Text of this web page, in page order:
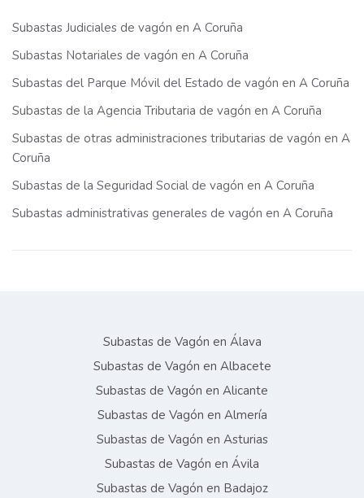
Subastas Judiciales de vagón en A Coruña
Subastas Notariales de vagón en A Coruña
Subastas del Parque Móvil del Estado de vagón en A Coruña
Subastas de la Agencia Tributaria de vagón en A Coruña
Subastas de otras administraciones tributarias de vagón en A
Coruña
Subastas de la Seguridad Social de vagón en A Coruña
Subastas administrativas generales de vagón en A Coruña
Subastas de Vagón en Álava
Subastas de Vagón en Albacete
Subastas de Vagón en Alicante
Subastas de Vagón en Almería
Subastas de Vagón en Asturias
Subastas de Vagón en Ávila
Subastas de Vagón en Badajoz